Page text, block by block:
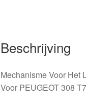
Beschrijving
Mechanisme Voor Het
Voor PEUGEOT 308